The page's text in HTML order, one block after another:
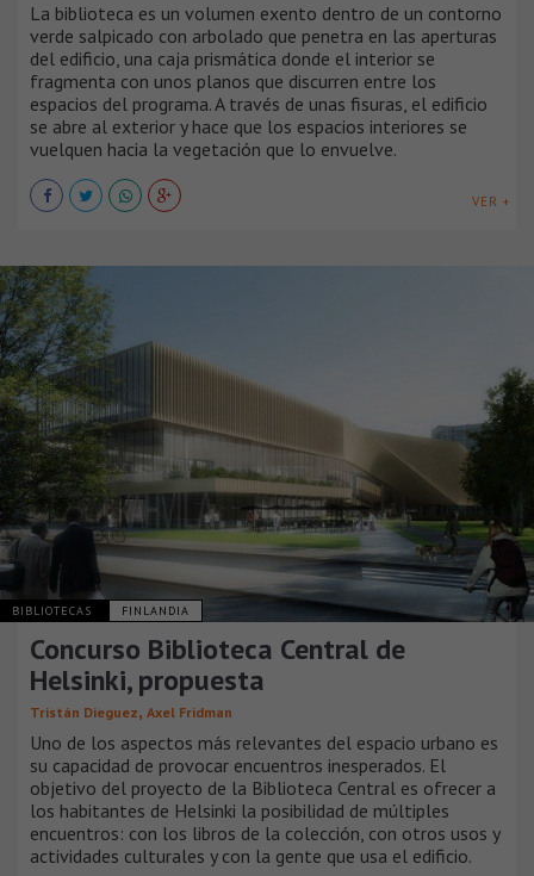
La biblioteca es un volumen exento dentro de un contorno
verde salpicado con arbolado que penetra en las aperturas
del edificio, una caja prismática donde el interior se
fragmenta con unos planos que discurren entre los
espacios del programa. A través de unas fisuras, el edificio
se abre al exterior y hace que los espacios interiores se
vuelquen hacia la vegetación que lo envuelve.
VER +
BIBLIOTECAS FINLANDIA
Concurso Biblioteca Central de
Helsinki, propuesta
Tristán Dieguez, Axel Fridman
Uno de los aspectos más relevantes del espacio urbano es
su capacidad de provocar encuentros inesperados. El
objetivo del proyecto de la Biblioteca Central es ofrecer a
los habitantes de Helsinki la posibilidad de múltiples
encuentros: con los libros de la colección, con otros usos y
actividades culturales y con la gente que usa el edificio.